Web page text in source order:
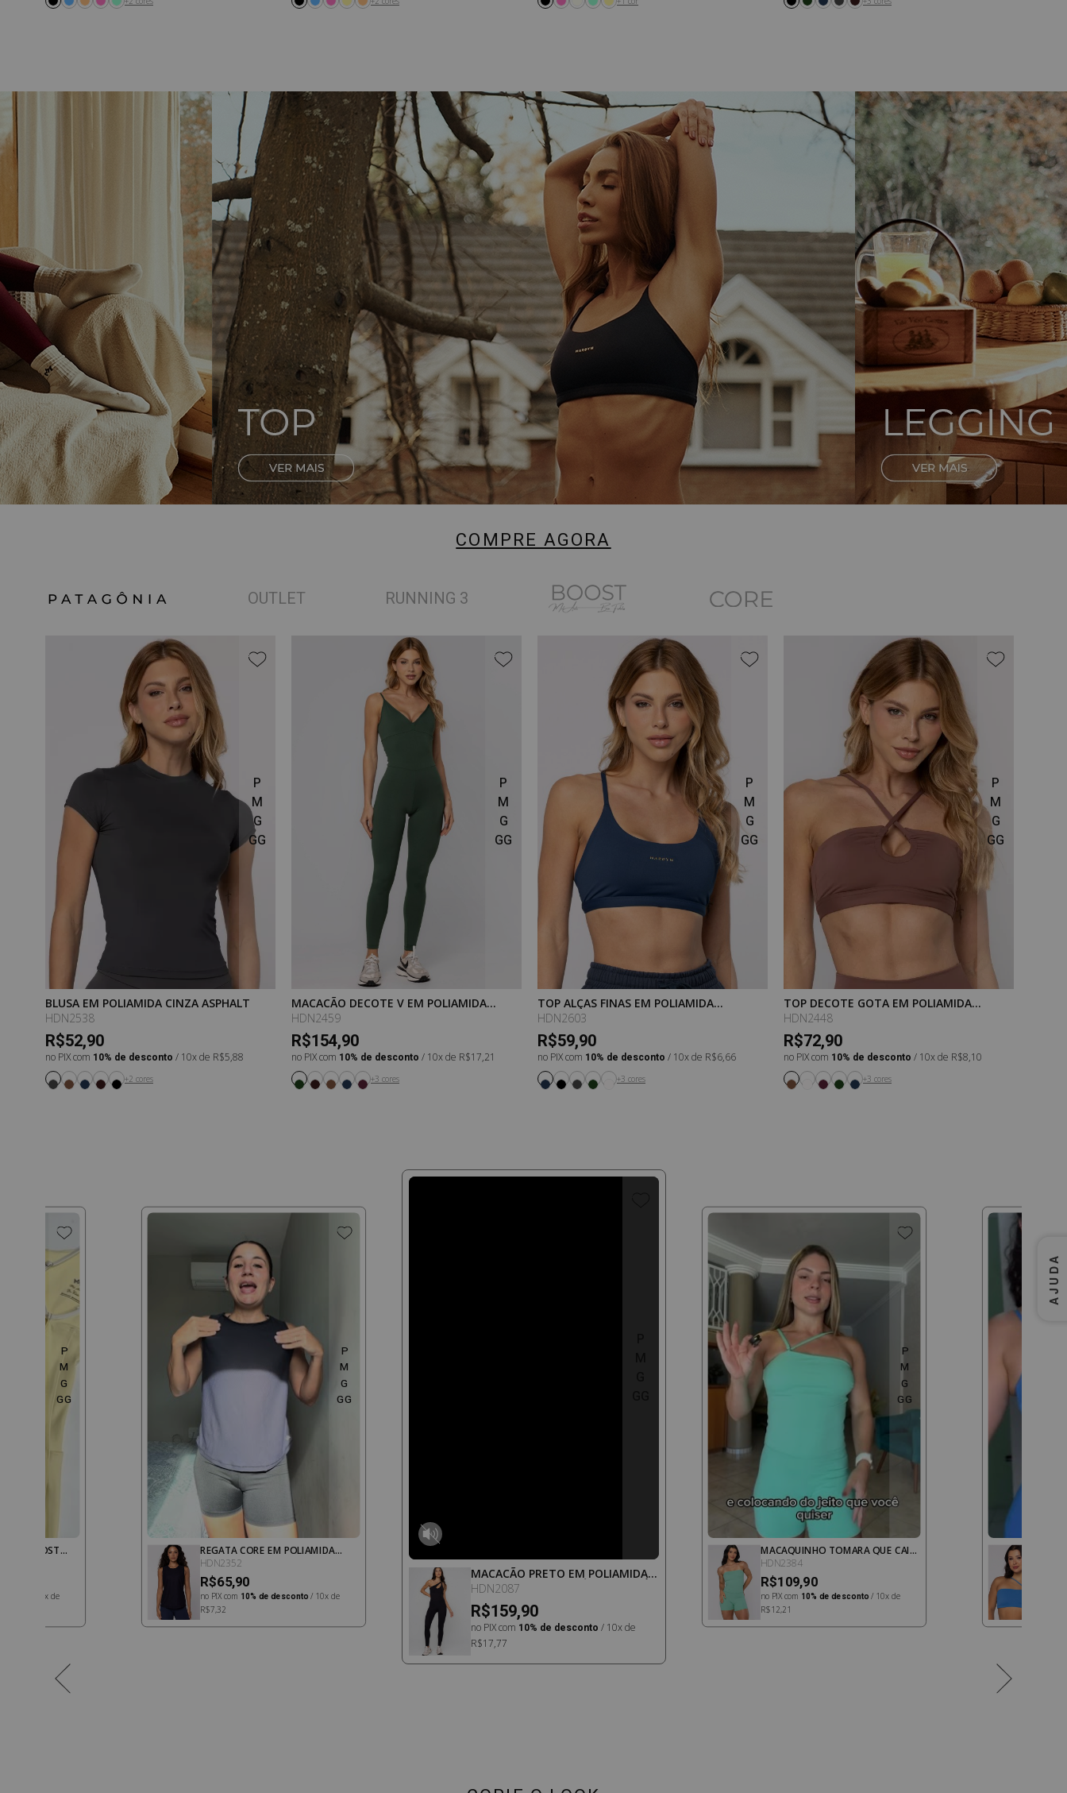
COMPRE AGORA
OUTLET RUNNING 3
BLUSA EM POLIAMIDA CINZA ASPHALT
HDN2538
R$52,90
no PIX com 10% de desconto / 10x de R$5,88
P
M
G
GG
+2 cores
MACACÃO DECOTE V EM POLIAMIDA
PURESENSE VERDE EMERALD
HDN2459
R$154,90
no PIX com 10% de desconto / 10x de R$17,21
P
M
G
GG
+3 cores
TOP ALÇAS FINAS EM POLIAMIDA
PURESENSE AZUL SAPHIRE
HDN2603
R$59,90
no PIX com 10% de desconto / 10x de R$6,66
P
M
G
GG
+3 cores
TOP DECOTE GOTA EM POLIAMIDA
PURESENSE TOFFEE
HDN2448
R$72,90
no PIX com 10% de desconto / 10x de R$8,10
P
M
G
GG
+3 cores
BOOST
/ 10x de
P
M
G
GG
REGATA CORE EM POLIAMIDA
PRETA
HDN2352
R$65,90
no PIX com 10% de desconto / 10x de
R$7,32
P
M
G
GG
MACACÃO PRETO EM POLIAMIDA
COM DECOTE ASSIMÉTRICO E CÓS
ALTO
HDN2087
R$159,90
no PIX com 10% de desconto / 10x de
R$17,77
MACAQUINHO TOMARA QUE CAIA
BOOST VERDE MENTA
HDN2384
R$109,90
no PIX com 10% de desconto / 10x de
R$12,21
P
M
G
GG
AJUDA